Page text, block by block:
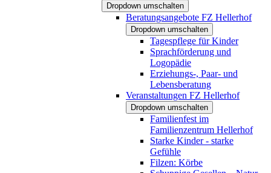
Dropdown umschalten
Beratungsangebote FZ Hellerhof
Dropdown umschalten
Tagespflege für Kinder
Sprachförderung und
Logopädie
Erziehungs-, Paar- und
Lebensberatung
Veranstaltungen FZ Hellerhof
Dropdown umschalten
Familienfest im
Familienzentrum Hellerhof
Starke Kinder - starke
Gefühle
Filzen: Körbe